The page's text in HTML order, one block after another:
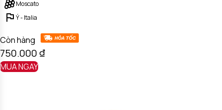
Moscato
Ý - Italia
Còn hàng
750.000₫
MUA NGAY